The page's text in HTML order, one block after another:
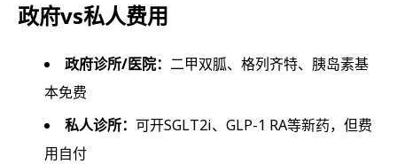
政府vs私人费用
政府诊所/医院： 二甲双胍、格列齐特、胰岛素基
本免费
私人诊所： 可开SGLT2i、GLP-1 RA等新药，但费
用自付